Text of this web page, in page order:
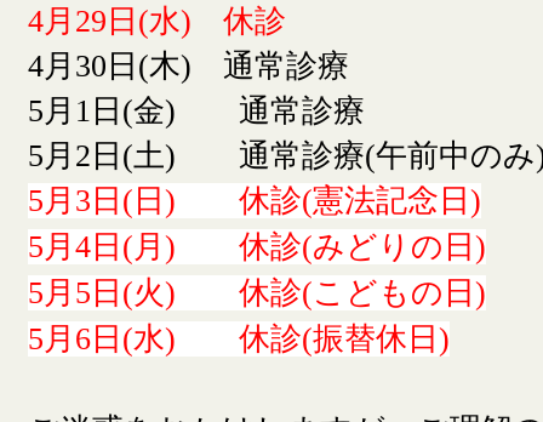
4月29日(水) 休診
4月30日(木) 通常診療
5月1日(金) 通常診療
5月2日(土) 通常診療(午前中のみ
5月3日(日) 休診(憲法記念日)
5月4日(月) 休診(みどりの日)
5月5日(火) 休診(こどもの日)
5月6日(水) 休診(振替休日)